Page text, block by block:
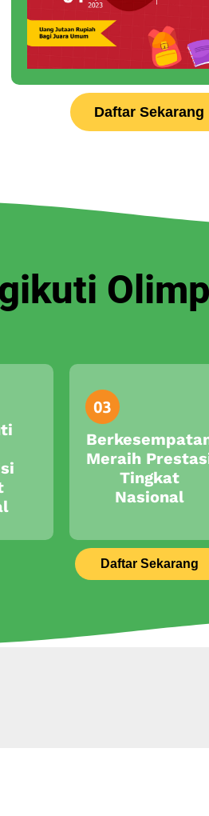
Daftar Sekarang
Meraih
Tingkat
Nasional
Daftar Sekarang